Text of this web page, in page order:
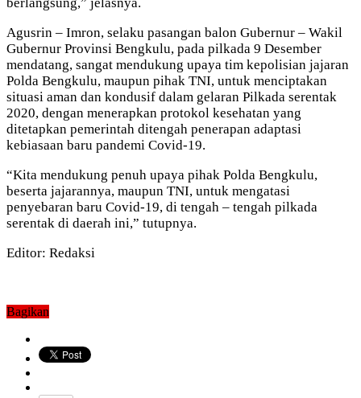
Agusrin – Imron, selaku pasangan balon Gubernur – Wakil
Gubernur Provinsi Bengkulu, pada pilkada 9 Desember
mendatang, sangat mendukung upaya tim kepolisian jajaran
Polda Bengkulu, maupun pihak TNI, untuk menciptakan
situasi aman dan kondusif dalam gelaran Pilkada serentak
2020, dengan menerapkan protokol kesehatan yang
ditetapkan pemerintah ditengah penerapan adaptasi
kebiasaan baru pandemi Covid-19.
“Kita mendukung penuh upaya pihak Polda Bengkulu,
beserta jajarannya, maupun TNI, untuk mengatasi
penyebaran baru Covid-19, di tengah – tengah pilkada
serentak di daerah ini,” tutupnya.
Editor: Redaksi
Bagikan